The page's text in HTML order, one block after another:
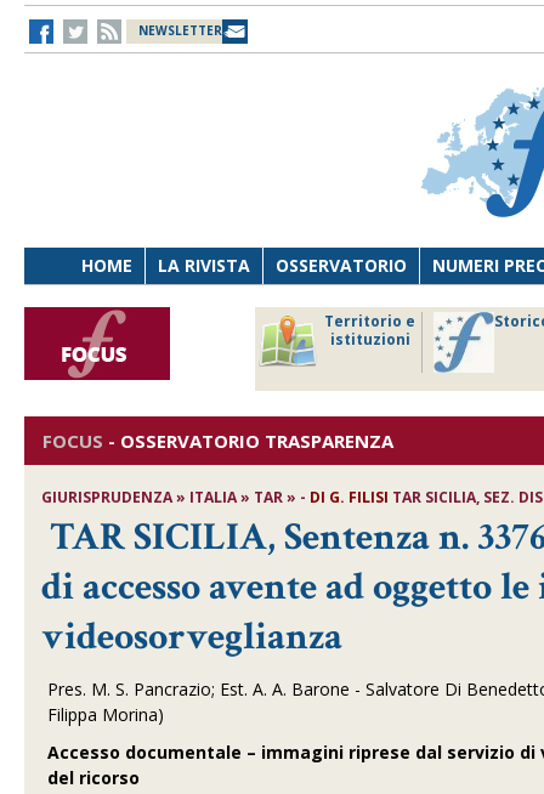
NEWSLETTER
HOME LA RIVISTA OSSERVATORIO NUMERI
Territorio e
istituzioni
FOCUS - OSSERVATORIO TRASPARENZA
GIURISPRUDENZA » ITALIA » TAR » - DI G. FILISI TAR SICILIA, SEZ.
TAR SICILIA, Sentenza n.
di accesso avente ad oggetto
videosorveglianza
Pres. M. S. Pancrazio; Est. A. A. Barone - Salvatore Di
Filippa Morina)
Accesso documentale – immagini riprese dal servizio
del ricorso